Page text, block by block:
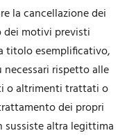
la cancellazione dei
dei motivi previsti
titolo esemplificativo,
rispetto alle
o altrimenti trattati o
dei propri
sussiste altra legittima